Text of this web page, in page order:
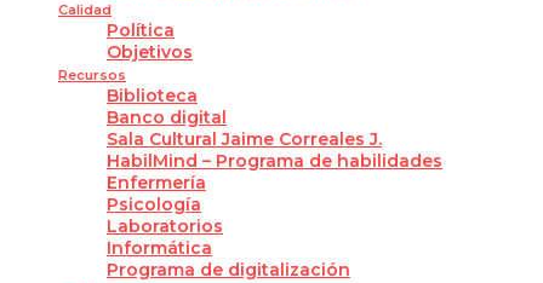
Calidad
Política
Objetivos
Recursos
Biblioteca
Banco digital
Sala Cultural Jaime Correales J.
HabilMind – Programa de habilidades
Enfermería
Psicología
Laboratorios
Informática
Programa de digitalización